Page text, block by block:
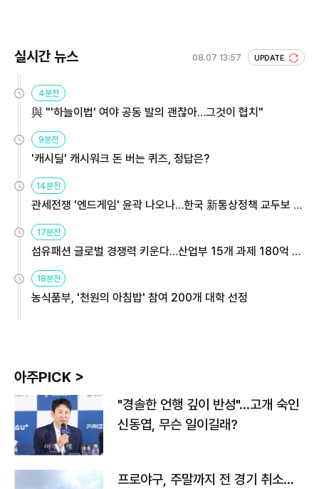
실시간 뉴스 08.07 13:57 UPDATE
4분전
與 "'하늘이법' 여야 공동 발의 괜찮아…그것이 협치"
9분전
'캐시딜' 캐시워크 돈 버는 퀴즈, 정답은?
14분전
관세전쟁 '엔드게임' 윤곽 나오나…한국 新통상정책 교두보 활
17분전
섬유패션 글로벌 경쟁력 키운다…산업부 15개 과제 180억 지
18분전
농식품부, '천원의 아침밥' 참여 200개 대학 선정
아주PICK >
"경솔한 언행 깊이 반성"…고개 숙인
신동엽, 무슨 일이길래?
프로야구, 주말까지 전 경기 취소…